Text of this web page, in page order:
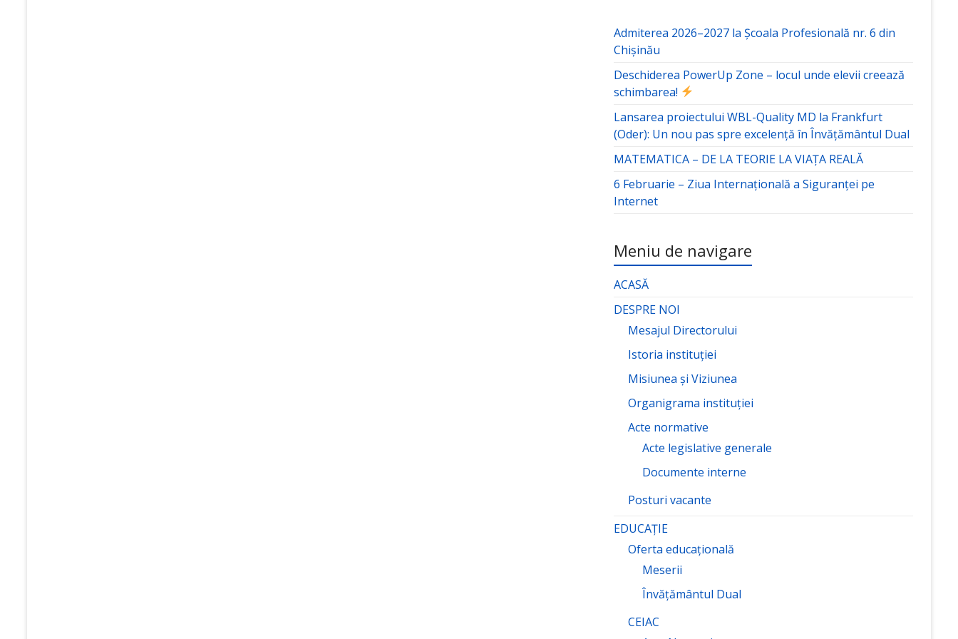
Admiterea 2026–2027 la Școala Profesională nr. 6 din
Chișinău
Deschiderea PowerUp Zone – locul unde elevii creează
schimbarea!
Lansarea proiectului WBL-Quality MD la Frankfurt
(Oder): Un nou pas spre excelență în Învățământul Dual
MATEMATICA – DE LA TEORIE LA VIAȚA REALĂ
6 Februarie – Ziua Internațională a Siguranței pe
Internet
Meniu de navigare
ACASĂ
DESPRE NOI
Mesajul Directorului
Istoria instituției
Misiunea și Viziunea
Organigrama instituției
Acte normative
Acte legislative generale
Documente interne
Posturi vacante
EDUCAȚIE
Oferta educațională
Meserii
Învățământul Dual
CEIAC